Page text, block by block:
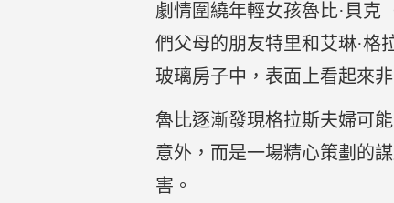
劇情圍繞年輕女孩魯比·貝克
們父母的朋友特里和艾琳·格
玻璃房子中，表面上看起來
魯比逐漸發現格拉斯夫婦可
意外，而是一場精心策劃的
害。